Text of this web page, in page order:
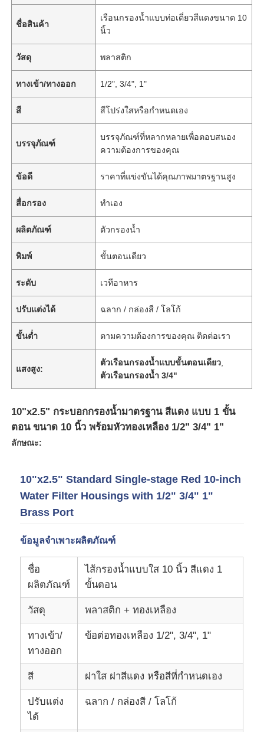
บ้าน
ผลิตภัณฑ์
วิดีโอ
เกี่ยวกับเรา
ทัวร์โรงงาน
ควบคุมคุณภาพ
ชื่อสินค้า
เรือนกรองน้ำแบบท่อเดี่ยวสีแดงขนาด 10
นิ้ว
วัสดุ พลาสติก
ทางเข้า/ทางออก 1/2", 3/4", 1"
สี สีโปร่งใสหรือกำหนดเอง
บรรจุภัณฑ์
บรรจุภัณฑ์ที่หลากหลายเพื่อตอบสนอง
ความต้องการของคุณ
ข้อดี ราคาที่แข่งขันได้คุณภาพมาตรฐานสูง
สื่อกรอง ทำเอง
ผลิตภัณฑ์ ตัวกรองน้ำ
พิมพ์ ขั้นตอนเดียว
ระดับ เวทีอาหาร
ปรับแต่งได้ ฉลาก / กล่องสี / โลโก้
ขั้นต่ำ ตามความต้องการของคุณ ติดต่อเรา
แสงสูง:
ตัวเรือนกรองน้ำแบบขั้นตอนเดียว
ตัวเรือนกรองน้ำ 3/4"
10"x2.5" กระบอกกรองน้ำมาตรฐาน สีแดง แบบ 1 ขั้น
ตอน ขนาด 10 นิ้ว พร้อมหัวทองเหลือง 1/2" 3/4" 1"
ลักษณะ:
10"x2.5" Standard Single-stage Red 10-inch
Water Filter Housings with 1/2" 3/4" 1"
Brass Port
ข้อมูลจำเพาะผลิตภัณฑ์
ชื่อ
ผลิตภัณฑ์
ไส้กรองน้ำแบบใส 10 นิ้ว สีแดง 1
ขั้นตอน
วัสดุ พลาสติก + ทองเหลือง
ทางเข้า/
ทางออก
ข้อต่อทองเหลือง 1/2", 3/4", 1"
สี ฝาใส ฝาสีแดง หรือสีที่กำหนดเอง
ปรับแต่ง
ได้
ฉลาก / กล่องสี / โลโก้